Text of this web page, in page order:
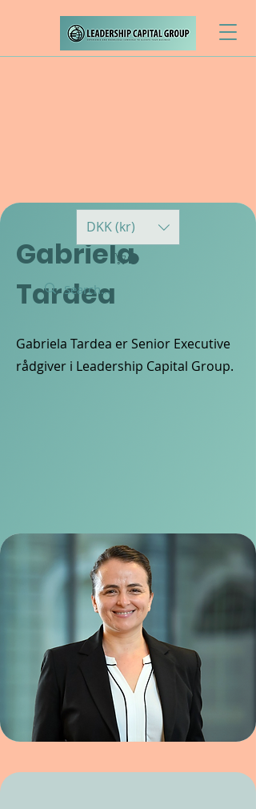
DKK (kr)
Gabriela
Tardea
Gabriela Tardea er Senior Executive
rådgiver i Leadership Capital Group.